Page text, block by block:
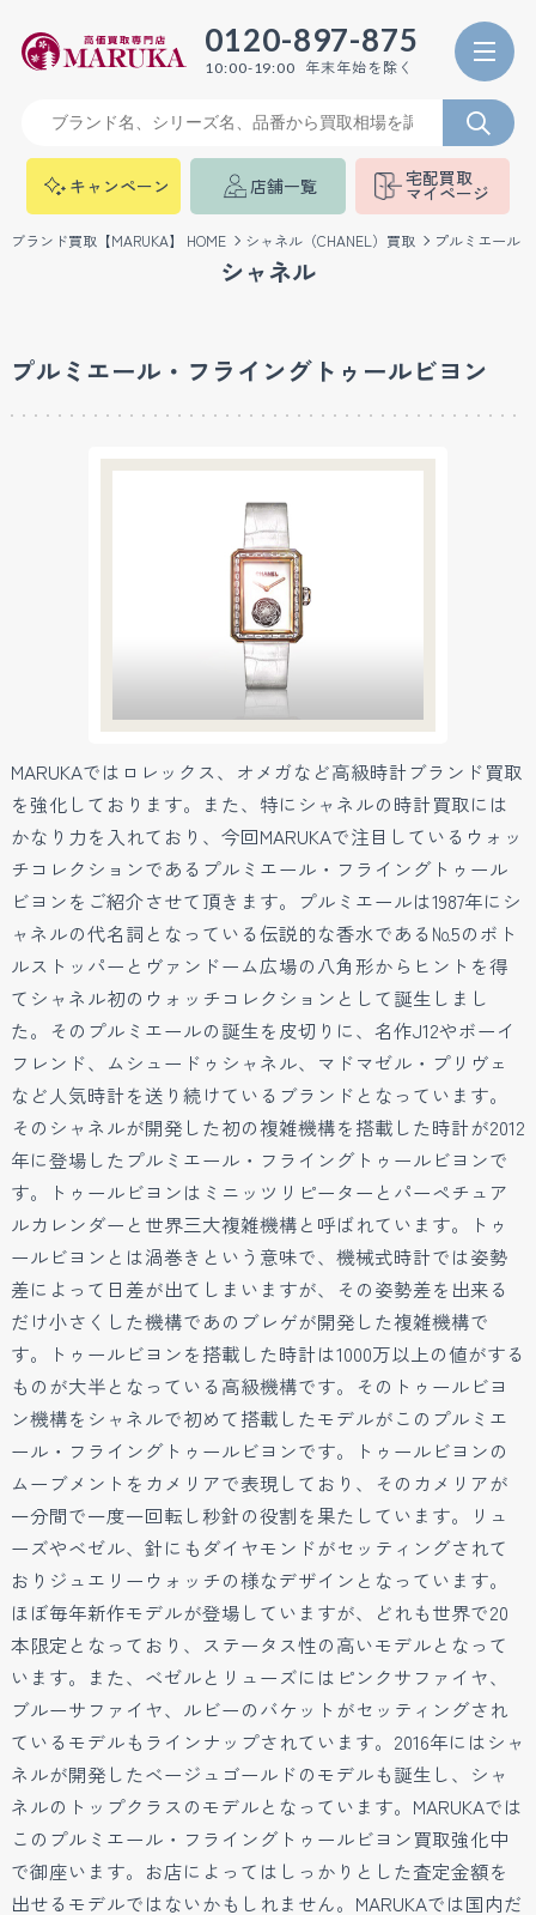
0120-897-875
10:00-19:00 年末年始を除く
キャンペーン 店舗一覧 宅配買取
マイページ
ブランド買取【MARUKA】 HOME シャネル（CHANEL）買取 プルミエール
シャネル
プルミエール・フライングトゥールビヨン
MARUKAではロレックス、オメガなど高級時計ブランド買取
を強化しております。また、特にシャネルの時計買取には
かなり力を入れており、今回MARUKAで注目しているウォッ
チコレクションであるプルミエール・フライングトゥール
ビヨンをご紹介させて頂きます。プルミエールは1987年にシ
ャネルの代名詞となっている伝説的な香水である№5のボト
ルストッパーとヴァンドーム広場の八角形からヒントを得
てシャネル初のウォッチコレクションとして誕生しまし
た。そのプルミエールの誕生を皮切りに、名作J12やボーイ
フレンド、ムシュードゥシャネル、マドマゼル・プリヴェ
など人気時計を送り続けているブランドとなっています。
そのシャネルが開発した初の複雑機構を搭載した時計が2012
年に登場したプルミエール・フライングトゥールビヨンで
す。トゥールビヨンはミニッツリピーターとパーペチュア
ルカレンダーと世界三大複雑機構と呼ばれています。トゥ
ールビヨンとは渦巻きという意味で、機械式時計では姿勢
差によって日差が出てしまいますが、その姿勢差を出来る
だけ小さくした機構であのブレゲが開発した複雑機構で
す。トゥールビヨンを搭載した時計は1000万以上の値がする
ものが大半となっている高級機構です。そのトゥールビヨ
ン機構をシャネルで初めて搭載したモデルがこのプルミエ
ール・フライングトゥールビヨンです。トゥールビヨンの
ムーブメントをカメリアで表現しており、そのカメリアが
一分間で一度一回転し秒針の役割を果たしています。リュ
ーズやベゼル、針にもダイヤモンドがセッティングされて
おりジュエリーウォッチの様なデザインとなっています。
ほぼ毎年新作モデルが登場していますが、どれも世界で20
本限定となっており、ステータス性の高いモデルとなって
います。また、ベゼルとリューズにはピンクサファイヤ、
ブルーサファイヤ、ルビーのバケットがセッティングされ
ているモデルもラインナップされています。2016年にはシャ
ネルが開発したベージュゴールドのモデルも誕生し、シャ
ネルのトップクラスのモデルとなっています。MARUKAでは
このプルミエール・フライングトゥールビヨン買取強化中
で御座います。お店によってはしっかりとした査定金額を
出せるモデルではないかもしれません。MARUKAでは国内だ